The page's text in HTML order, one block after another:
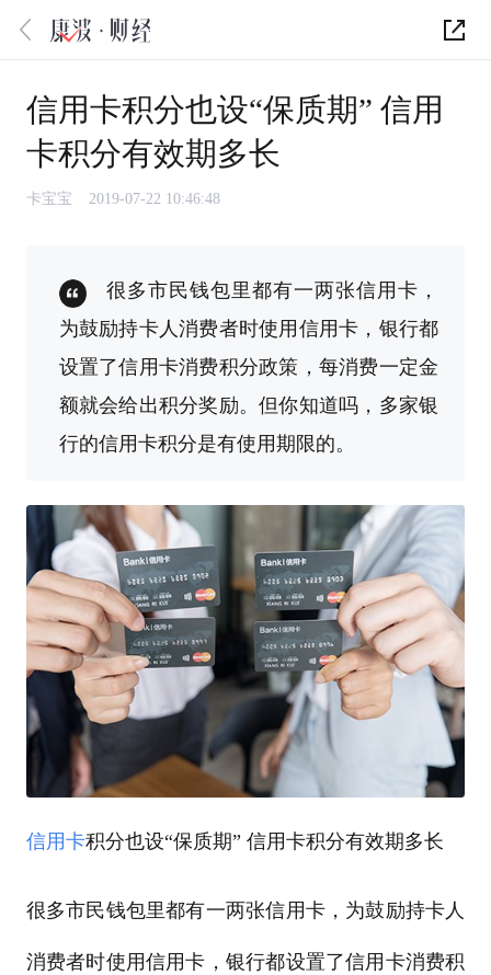
信用卡积分也设“保质期” 信用
卡积分有效期多长
卡宝宝 2019-07-22 10:46:48
很多市民钱包里都有一两张信用卡，
为鼓励持卡人消费者时使用信用卡，银行都
设置了信用卡消费积分政策，每消费一定金
额就会给出积分奖励。但你知道吗，多家银
行的信用卡积分是有使用期限的。
信用卡积分也设“保质期” 信用卡积分有效期多长
很多市民钱包里都有一两张信用卡，为鼓励持卡人
消费者时使用信用卡，银行都设置了信用卡消费积